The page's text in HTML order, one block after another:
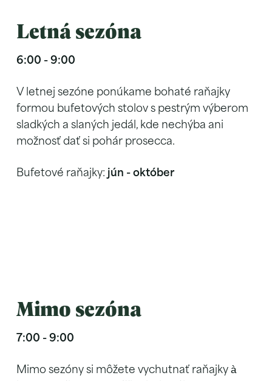
Letná sezóna
6:00 - 9:00
V letnej sezóne ponúkame bohaté raňajky
formou bufetových stolov s pestrým výberom
sladkých a slaných jedál, kde nechýba ani
možnosť dať si pohár prosecca.
Bufetové raňajky: jún - október
Mimo sezóna
7:00 - 9:00
Mimo sezóny si môžete vychutnať raňajky à